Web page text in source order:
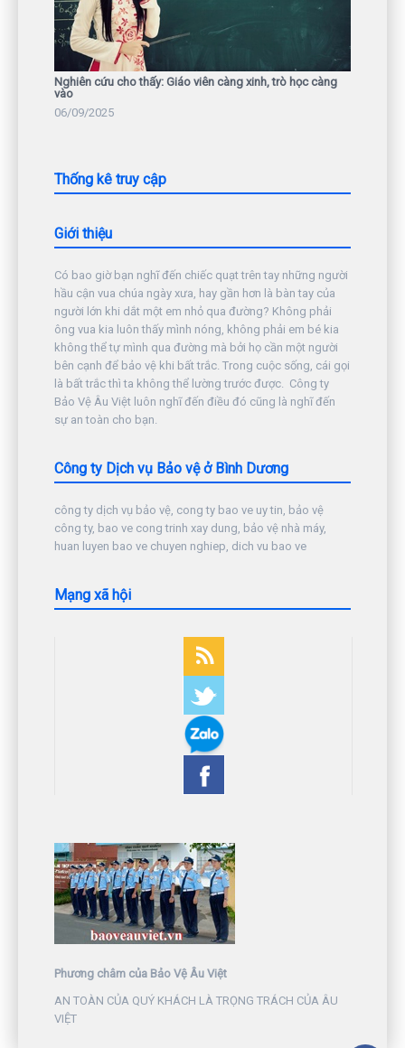
Nghiên cứu cho thấy: Giáo viên càng xinh, trò học càng
vào
06/09/2025
Thống kê truy cập
Giới thiệu
Có bao giờ bạn nghĩ đến chiếc quạt trên tay những người
hầu cận vua chúa ngày xưa, hay gần hơn là bàn tay của
người lớn khi dắt một em nhỏ qua đường? Không phải
ông vua kia luôn thấy mình nóng, không phải em bé kia
không thể tự mình qua đường mà bởi họ cần một người
bên cạnh để bảo vệ khi bất trắc. Trong cuộc sống, cái gọi
là bất trắc thì ta không thể lường trước được. Công ty
Bảo Vệ Âu Việt luôn nghĩ đến điều đó cũng là nghĩ đến
sự an toàn cho bạn.
Công ty Dịch vụ Bảo vệ ở Bình Dương
công ty dịch vụ bảo vệ, cong ty bao ve uy tin, bảo vệ
công ty, bao ve cong trinh xay dung, bảo vệ nhà máy,
huan luyen bao ve chuyen nghiep, dich vu bao ve
Mạng xã hội
Phương châm của Bảo Vệ Âu Việt
AN TOÀN CỦA QUÝ KHÁCH LÀ TRỌNG TRÁCH CỦA ÂU
VIỆT